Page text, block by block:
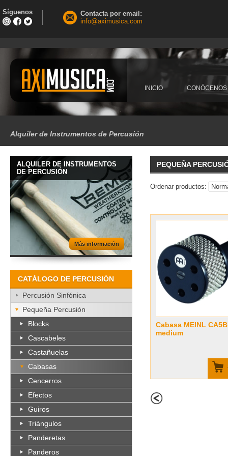
Síguenos
Contacta por email:
info@aximusica.com
Alquiler de Instrumentos de Percusión
INICIO CONÓCENOS
ALQUILER DE INSTRUMENTOS
DE PERCUSIÓN
Más información
CATÁLOGO DE PERCUSIÓN
Percusión Sinfónica
Pequeña Percusión
Blocks
Cascabeles
Castañuelas
Cabasas
Cencerros
Efectos
Guiros
Triángulos
Panderetas
Panderos
PEQUEÑA
Ordenar productos:
Cabasa MEINL
medium